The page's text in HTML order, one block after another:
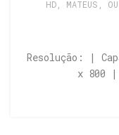
HD, MATEUS
Resolução: |
x 800 |